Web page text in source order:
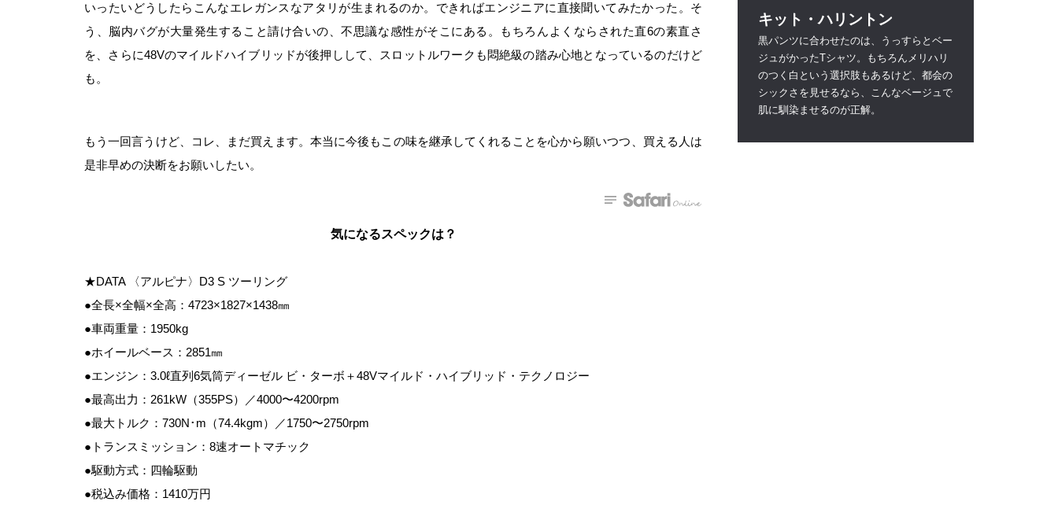
いったいどうしたらこんなエレガンスなアタリが生まれるのか。できればエンジニアに直接聞いてみたかった。そ
う、脳内バグが大量発生すること請け合いの、不思議な感性がそこにある。もちろんよくならされた直6の素直さ
を、さらに48Vのマイルドハイブリッドが後押しして、スロットルワークも悶絶級の踏み心地となっているのだけど
も。
もう一回言うけど、コレ、まだ買えます。本当に今後もこの味を継承してくれることを心から願いつつ、買える人は
是非早めの決断をお願いしたい。
気になるスペックは？
★DATA 〈アルピナ〉D3 S ツーリング
●全長×全幅×全高：4723×1827×1438㎜
●車両重量：1950kg
●ホイールベース：2851㎜
●エンジン：3.0ℓ直列6気筒ディーゼル ビ・ターボ＋48Vマイルド・ハイブリッド・テクノロジー
●最高出力：261kW（355PS）／4000〜4200rpm
●最大トルク：730N･m（74.4kgm）／1750〜2750rpm
●トランスミッション：8速オートマチック
●駆動方式：四輪駆動
●税込み価格：1410万円
キット・ハリントン
黒パンツに合わせたのは、うっすらとベー
ジュがかったTシャツ。もちろんメリハリ
のつく白という選択肢もあるけど、都会の
シックさを見せるなら、こんなベージュで
肌に馴染ませるのが正解。